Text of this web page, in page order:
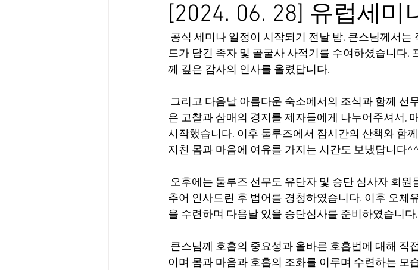
[2024. 06. 28] 유럽세미
공식 세미나 일정이 시작되기 전날 밤, 큰스님께서는
드가 담긴 족자 및 골굴사 사적기를 수여하셨습니다.
께 깊은 감사의 인사를 올렸답니다.
그리고 다음날 아름다운 숙소에서의 조식과 함께 선
은 고찰과 삼매의 경지를 제자들에게 나누어주셔서,
시작했습니다. 이후 툴루즈에서 잠시간의 산책와 함
지친 몸과 마음에 여유를 가지는 시간도 보냈답니다^^
오후에는 툴루즈 선무도 유단자 및 승단 심사자 회
추어 인사드린 후 법어를 경청하였습니다. 이후 오체
을 수련하며 다음날 있을 승단심사를 준비하였습니다.
큰스님께 호흡의 중요성과 올바른 호흡법에 대해 직
이며 몸과 마음과 호흡의 조화를 이루며 수련하는 모